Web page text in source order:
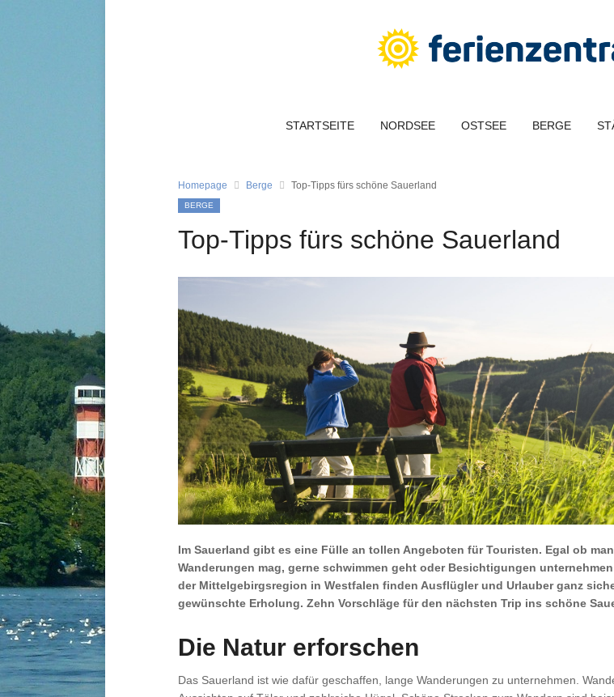
STARTSEITE NORDSEE OSTSEE BERGE
Homepage Berge Top-Tipps fürs schöne Sauerland
BERGE
Top-Tipps fürs schöne Sauerland
Im Sauerland gibt es eine Fülle an tollen Angeboten für Touristen. Egal ob man
Wanderungen mag, gerne schwimmen geht oder Besichtigungen
der Mittelgebirgsregion in Westfalen finden Ausflügler und Urlauber ganz
gewünschte Erholung. Zehn Vorschläge für den nächsten Trip ins schöne
Die Natur erforschen
Das Sauerland ist wie dafür geschaffen, lange Wanderungen zu unternehmen.